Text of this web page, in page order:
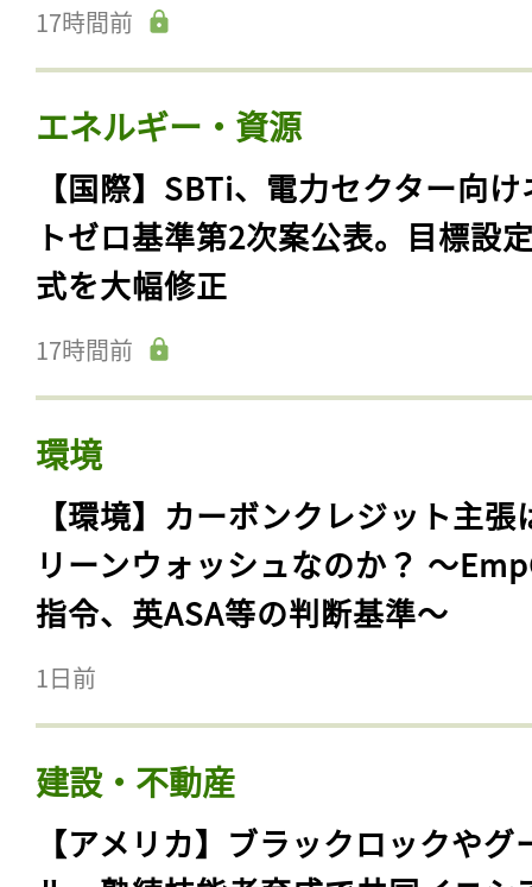
【国際】ネットゼロ・ネイチャー
ティブ金融の統一手法は未整備。
報告書
17時間前
エネルギー・資源
【国際】SBTi、電力セクター向け
トゼロ基準第2次案公表。目標設
式を大幅修正
17時間前
環境
【環境】カーボンクレジット主張
リーンウォッシュなのか？ 〜
指令、英ASA等の判断基準〜
1日前